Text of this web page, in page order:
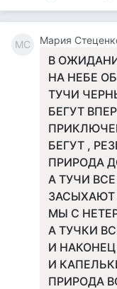
МС Мария
В
НА НЕБЕ
ТУЧИ
БЕГУТ
БЕГУТ ,
ПРИРОДА
А ТУЧИ
ЗАСЫХАЮТ
МЫ С
А ТУЧКИ
И НАКОНЕЦ
И
ПРИРОДА